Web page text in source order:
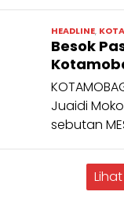
HEADLINE,
Besok
Juaidi
sebutan